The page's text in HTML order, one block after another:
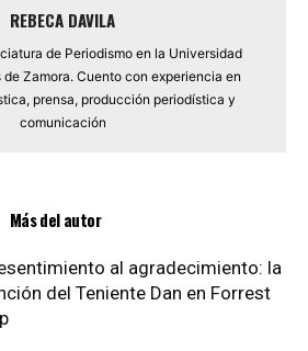
REBECA DAVILA
de Periodismo en la Universidad
Zamora. Cuento con experiencia en
prensa, producción periodística y
comunicación
Más del autor
al agradecimiento: la
del Teniente Dan en Forrest